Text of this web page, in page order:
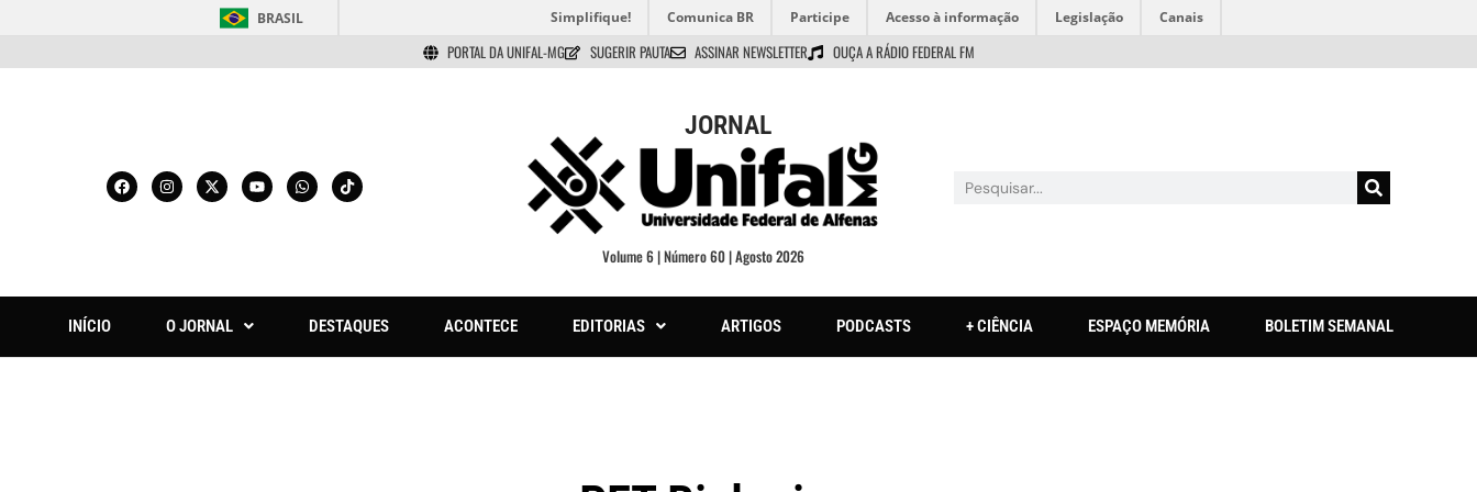
BRASIL Simplifique! Comunica BR Participe Acesso à informação Legislação Canais
PORTAL DA UNIFAL-MG SUGERIR PAUTA ASSINAR NEWSLETTER OUÇA A RÁDIO FEDERAL FM
JORNAL
Volume 6 | Número 60 | Agosto 2026
INÍCIO O JORNAL DESTAQUES ACONTECE EDITORIAS ARTIGOS PODCASTS + CIÊNCIA ESPAÇO MEMÓRIA BOLETIM SEMANAL